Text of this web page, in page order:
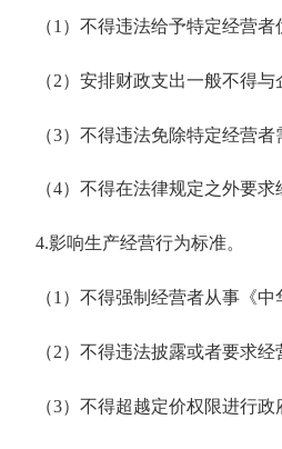
（1 ）不得违法给予特定经营者
（2）安排财政支出一般不得
（3）不得违法免除特定经营者
（4）不得在法律规定之外要
4.影响生产经营行为标准。
（1 ）不得强制经营者从事《
（2）不得违法披露或者要求
（3）不得超越定价权限进行政